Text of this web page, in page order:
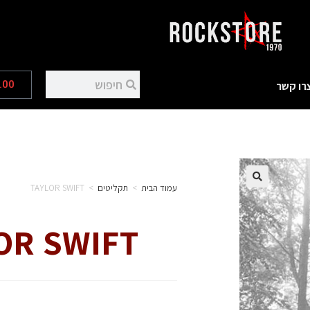
קשר
עמוד הבית > תקליטים >
TAYLOR SWIFT
SWIFT